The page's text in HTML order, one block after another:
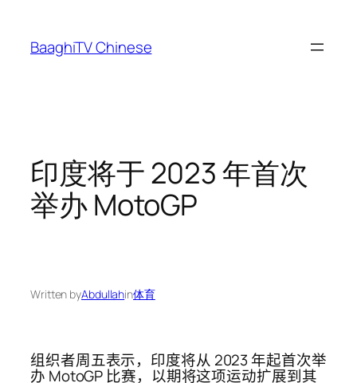
content
BaaghiTV Chinese
印度将于 2023 年首次
举办 MotoGP
Written byAbdullahin体育
组织者周五表示，印度将从 2023 年起首次举
办 MotoGP 比赛，以期将这项运动扩展到其